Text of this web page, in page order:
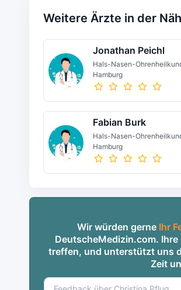
Weitere Ärzte in der
Jonathan Peichl
Hals-Nasen-
Hamburg
Fabian Burk
Hals-Nasen-
Hamburg
Wir würden gerne Ihr
DeutscheMedizin.com.
treffen, und unterstützt uns
Zeit